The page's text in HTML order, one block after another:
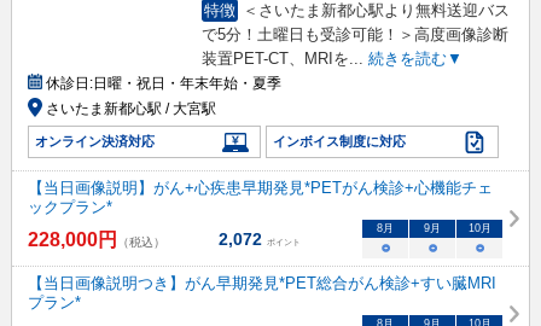
特徴
＜さいたま新都心駅より無料送迎バス
で5分！土曜日も受診可能！＞高度画像診断
装置PET-CT、MRIを... 続きを読む▼
休診日:日曜・祝日・年末年始・夏季
さいたま新都心駅 / 大宮駅
オンライン決済対応 インボイス制度に対応
【当日画像説明】がん+心疾患早期発見*PETがん検診+心機能チェ
ックプラン*
228,000円 （税込） 2,072 ポイント
8月 9月 10月
○ ○ ○
【当日画像説明つき】がん早期発見*PET総合がん検診+すい臓MRI
プラン*